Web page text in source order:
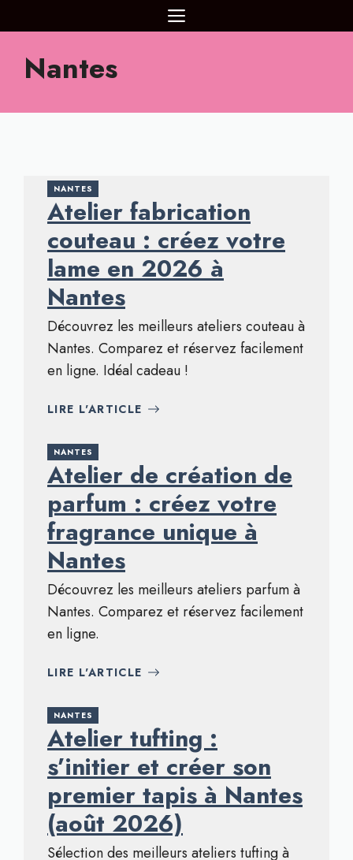
au
contenu
MENU
Nantes
NANTES
Atelier fabrication
couteau : créez votre
lame en 2026 à
Nantes
Découvrez les meilleurs ateliers couteau à
Nantes. Comparez et réservez facilement
en ligne. Idéal cadeau !
LIRE L'ARTICLE
NANTES
Atelier de création de
parfum : créez votre
fragrance unique à
Nantes
Découvrez les meilleurs ateliers parfum à
Nantes. Comparez et réservez facilement
en ligne.
LIRE L'ARTICLE
NANTES
Atelier tufting :
s’initier et créer son
premier tapis à Nantes
(août 2026)
Sélection des meilleurs ateliers tufting à